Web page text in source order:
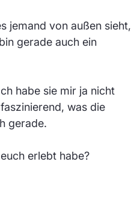
jemand von außen sieht,
gerade auch ein
habe sie mir ja nicht
was die
gerade.
erlebt habe?